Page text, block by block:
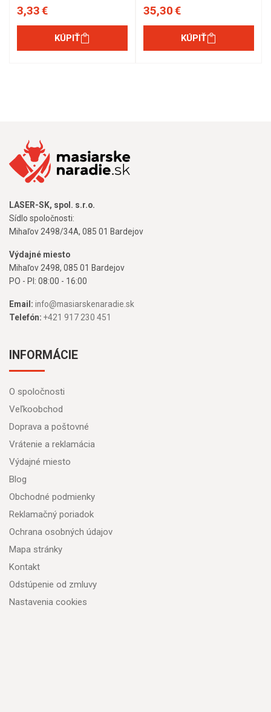
3,33 €
KÚPIŤ
35,30 €
KÚPIŤ
LASER-SK, spol. s.r.o.
Sídlo spoločnosti:
Mihaľov 2498/34A, 085 01 Bardejov
Výdajné miesto
Mihaľov 2498, 085 01 Bardejov
PO - PI: 08:00 - 16:00
Email: info@masiarskenaradie.sk
Telefón: +421 917 230 451
INFORMÁCIE
O spoločnosti
Veľkoobchod
Doprava a poštovné
Vrátenie a reklamácia
Výdajné miesto
Blog
Obchodné podmienky
Reklamačný poriadok
Ochrana osobných údajov
Mapa stránky
Kontakt
Odstúpenie od zmluvy
Nastavenia cookies